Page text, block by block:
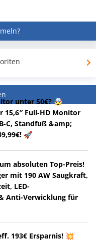
unter 50€? 🤯
15,6″ Full-HD Monitor
C, Standfuß &amp;
🚀
absoluten Top-Preis!
mit 190 AW Saugkraft,
LED-
Anti-Verwicklung für
193€ Ersparnis! 💥